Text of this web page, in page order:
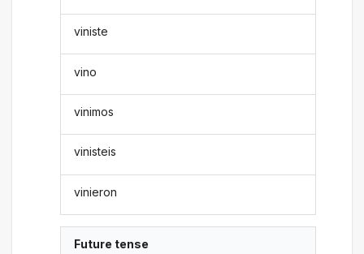
viniste
vino
vinimos
vinisteis
vinieron
Future tense